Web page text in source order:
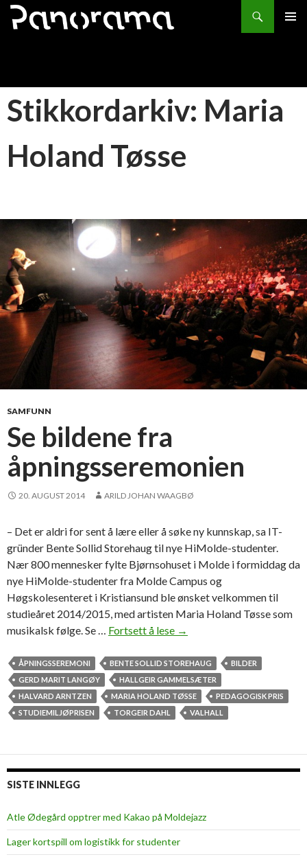
Søk
HOPP
Stikkordarkiv: Maria
Holand Tøsse
SAMFUNN
Se bildene fra
åpningsseremonien
20. AUGUST 2014 ARILD JOHAN WAAGBØ
– Det er aldri for sent å lære eller å søke ny kunnskap, sa IT-
gründer Bente Sollid Storehaug til nye HiMolde-studenter.
Nær 800 mennesker fylte Bjørnsohuset i Molde i formiddag da
nye HiMolde-studenter fra Molde Campus og
Høgskolesenteret i Kristiansund ble ønsket velkommen til
studieåret 2014/2015, med artisten Maria Holand Tøsse som
musikalsk følge. Se … Fortsett å lese S
b
i
l
d
a
å
p
→
ÅPNINGSSEREMONI BENTE SOLLID STOREHAUG
BILDER
GERD MARIT LANGØY
HALLGEIR GAMMELSÆTER
HALVARD ARNTZEN
MARIA HOLAND TØSSE
PEDAGOGISK PRIS
STUDIEMILJØPRISEN
TORGEIR DAHL VALHALL
SISTE INNLEGG
Atle Ødegård opptrer med Kakao på Moldejazz
Lager kortspill om logistikk for studenter